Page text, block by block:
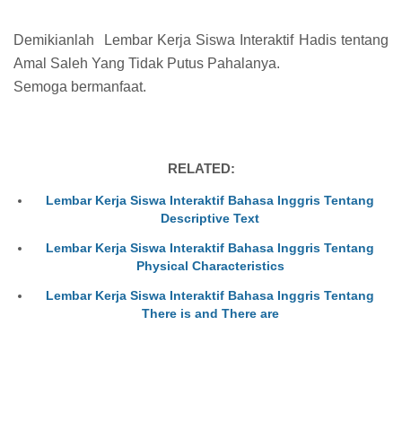
Demikianlah Lembar Kerja Siswa Interaktif Hadis tentang
Amal Saleh Yang Tidak Putus Pahalanya.
Semoga bermanfaat.
RELATED:
Lembar Kerja Siswa Interaktif Bahasa Inggris Tentang
Descriptive Text
Lembar Kerja Siswa Interaktif Bahasa Inggris Tentang
Physical Characteristics
Lembar Kerja Siswa Interaktif Bahasa Inggris Tentang
There is and There are